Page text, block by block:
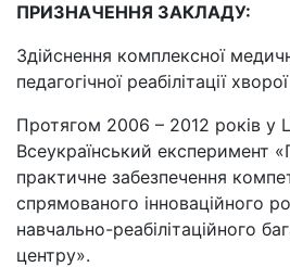
ПРИЗНАЧЕННЯ ЗАКЛАДУ:
Здійснення комплексної
педагогічної реабілітації
Протягом 2006 – 2012 років у
Всеукраїнський експеримент
практичне забезпечення
спрямованого інноваційного
навчально-реабілітаційного
центру».